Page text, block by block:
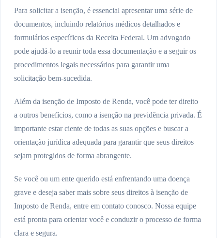
Para solicitar a isenção, é essencial apresentar uma série de
documentos, incluindo relatórios médicos detalhados e
formulários específicos da Receita Federal. Um advogado
pode ajudá-lo a reunir toda essa documentação e a seguir os
procedimentos legais necessários para garantir uma
solicitação bem-sucedida.
Além da isenção de Imposto de Renda, você pode ter direito
a outros benefícios, como a isenção na previdência privada. É
importante estar ciente de todas as suas opções e buscar a
orientação jurídica adequada para garantir que seus direitos
sejam protegidos de forma abrangente.
Se você ou um ente querido está enfrentando uma doença
grave e deseja saber mais sobre seus direitos à isenção de
Imposto de Renda, entre em contato conosco. Nossa equipe
está pronta para orientar você e conduzir o processo de forma
clara e segura.